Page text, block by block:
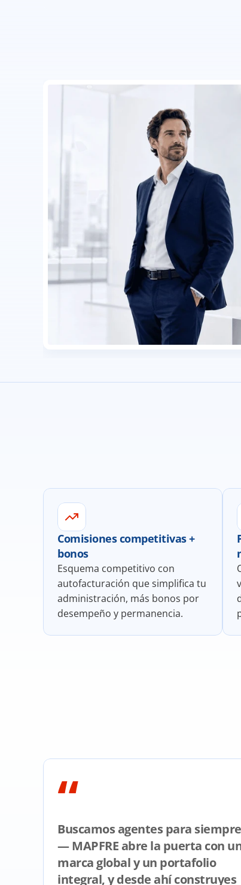
Comisiones competitivas +
bonos
Esquema competitivo con
autofacturación que simplifica tu
administración, más bonos por
desempeño y permanencia.
“
Buscamos agentes para siempre
— MAPFRE abre la puerta con
marca global y un portafolio
integral, y desde ahí construyes